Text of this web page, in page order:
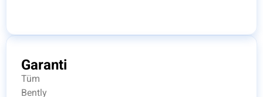
Garanti
Tüm
Bently